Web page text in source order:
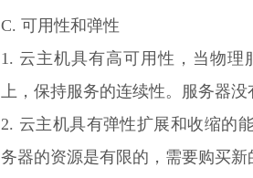
C. 可用性和弹性
1. 云主机具有高可用性，当物
上，保持服务的连续性。服务器没
2. 云主机具有弹性扩展和收缩的
务器的资源是有限的，需要购买新